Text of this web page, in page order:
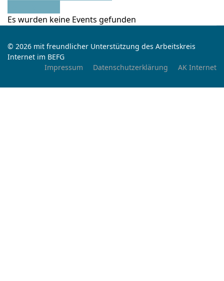
Es wurden keine Events gefunden
© 2026 mit freundlicher Unterstützung des Arbeitskreis
Internet im BEFG
Impressum
Datenschutzerklärung AK Internet